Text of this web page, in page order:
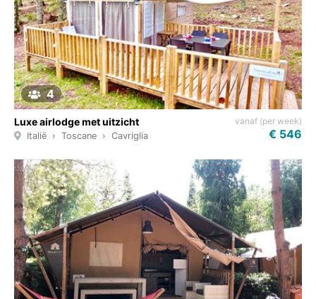
4
Luxe airlodge met uitzicht
Italië Toscane Cavriglia
vanaf (per week)
€ 546